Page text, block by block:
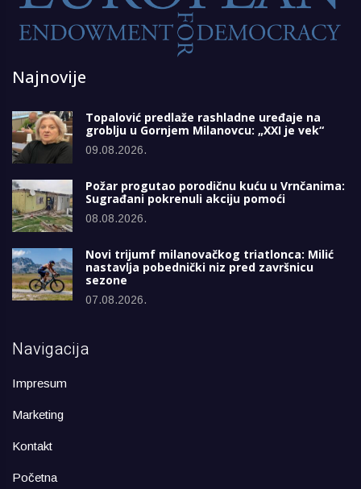
Najnovije
Topalović predlaže rashladne uređaje na
groblju u Gornjem Milanovcu: „XXI je vek“
09.08.2026.
Požar progutao porodičnu kuću u Vrnčanima:
Sugrađani pokrenuli akciju pomoći
08.08.2026.
Novi trijumf milanovačkog triatlonca: Milić
nastavlja pobednički niz pred završnicu
sezone
07.08.2026.
Navigacija
Impresum
Marketing
Kontakt
Početna